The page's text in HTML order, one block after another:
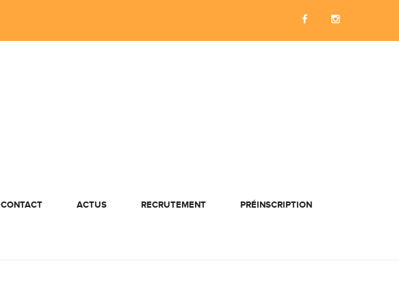
CONTACT ACTUS RECRUTEMENT PRÉINSCRIPTION